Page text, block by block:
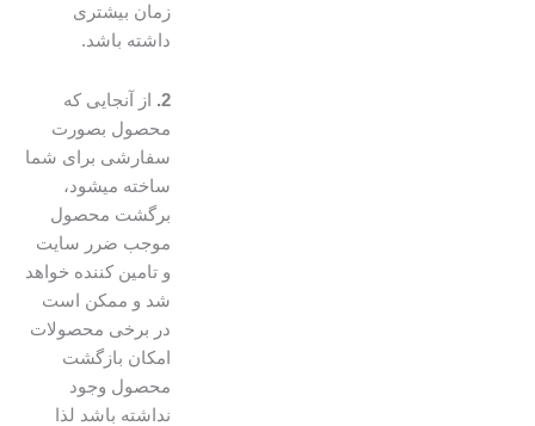
زمان بیشتری
داشته باشد.
از آنجایی که
محصول بصورت
سفارشی برای شما
ساخته میشود،
برگشت محصول
موجب ضرر سایت
و تامین کننده خواهد
شد و ممکن است
در برخی محصولات
امکان بازگشت
محصول وجود
نداشته باشد لذا